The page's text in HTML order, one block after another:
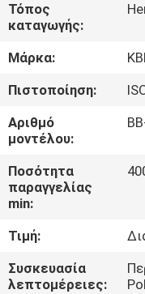
ΓΎΡΟΣ
ΠΟΙΟΤΙΚΌΣ
ΈΛΕΓΧΟΣ
ΜΑΣ
ΣΕ
ΕΠΑΦΉ
Τόπος
καταγωγής:
Μάρκα:
Πιστοποίηση:
Αριθμό
μοντέλου:
Ποσότητα
παραγγελίας
min:
Τιμή:
Συσκευασία
λεπτομέρειες: